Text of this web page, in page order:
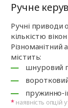
Ручне
Ручні приводи
кількістю
містить:
шнуровий
пружинно-
наявність